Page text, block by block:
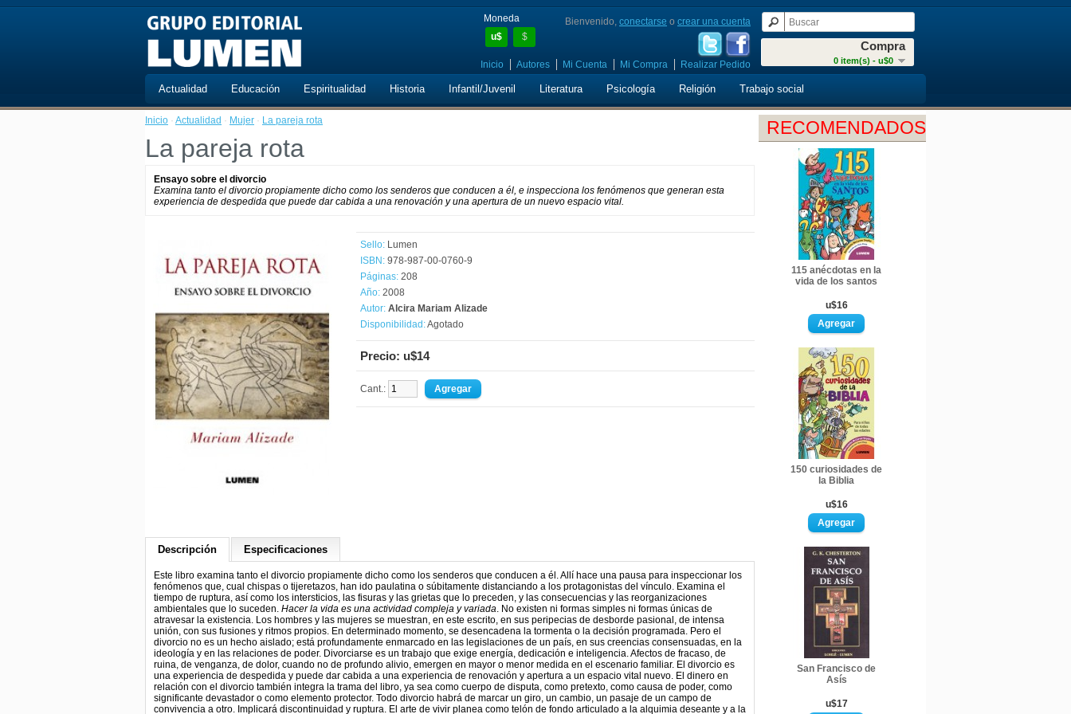
Moneda
u$
$
Compra
0 item(s) - u$0
Bienvenido, conectarse o crear una cuenta
Inicio Autores Mi Cuenta Mi Compra Realizar Pedido
Actualidad Educación Espiritualidad Historia Infantil/Juvenil Literatura Psicología Religión Trabajo social
RECOMENDADOS
115 anécdotas en la
vida de los santos
u$16
150 curiosidades de
la Biblia
u$16
San Francisco de
Asís
u$17
Inicio · Actualidad · Mujer · La pareja rota
La pareja rota
Ensayo sobre el divorcio
Examina tanto el divorcio propiamente dicho como los senderos que conducen a él, e inspecciona los fenómenos que generan esta
experiencia de despedida que puede dar cabida a una renovación y una apertura de un nuevo espacio vital.
Sello: Lumen
ISBN: 978-987-00-0760-9
Páginas: 208
Año: 2008
Autor: Alcira Mariam Alizade
Disponibilidad:Agotado
Precio: u$14
Cant.:
Descripción Especificaciones
Este libro examina tanto el divorcio propiamente dicho como los senderos que conducen a él. Allí hace una pausa para inspeccionar los
fenómenos que, cual chispas o tijeretazos, han ido paulatina o súbitamente distanciando a los protagonistas del vínculo. Examina el
tiempo de ruptura, así como los intersticios, las fisuras y las grietas que lo preceden, y las consecuencias y las reorganizaciones
ambientales que lo suceden. Hacer la vida es una actividad compleja y variada. No existen ni formas simples ni formas únicas de
atravesar la existencia. Los hombres y las mujeres se muestran, en este escrito, en sus peripecias de desborde pasional, de intensa
unión, con sus fusiones y ritmos propios. En determinado momento, se desencadena la tormenta o la decisión programada. Pero el
divorcio no es un hecho aislado; está profundamente enmarcado en las legislaciones de un país, en sus creencias consensuadas, en la
ideología y en las relaciones de poder. Divorciarse es un trabajo que exige energía, dedicación e inteligencia. Afectos de fracaso, de
ruina, de venganza, de dolor, cuando no de profundo alivio, emergen en mayor o menor medida en el escenario familiar. El divorcio es
una experiencia de despedida y puede dar cabida a una experiencia de renovación y apertura a un espacio vital nuevo. El dinero en
relación con el divorcio también integra la trama del libro, ya sea como cuerpo de disputa, como pretexto, como causa de poder, como
significante devastador o como elemento protector. Todo divorcio habrá de marcar un giro, un cambio, un pasaje de un campo de
convivencia a otro. Implicará discontinuidad y ruptura. El arte de vivir planea como telón de fondo articulado a la alquimia deseante y a la